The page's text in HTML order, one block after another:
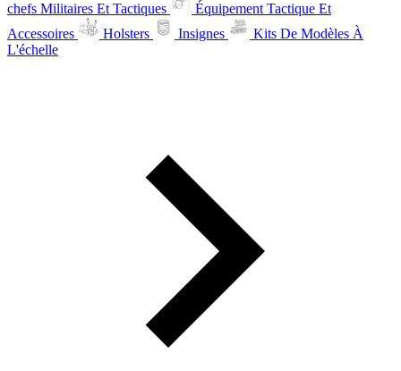
chefs Militaires Et Tactiques
Équipement Tactique Et
Accessoires
Holsters Insignes
Kits De Modèles À
L'échelle